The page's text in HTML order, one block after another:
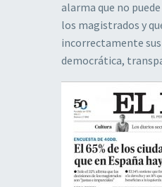
alarma que no
los magistrados y
incorrectamente
democrática,